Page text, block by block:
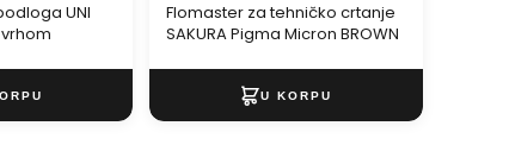
UNI
Flomaster za tehničko crtanje
SAKURA Pigma Micron BROWN